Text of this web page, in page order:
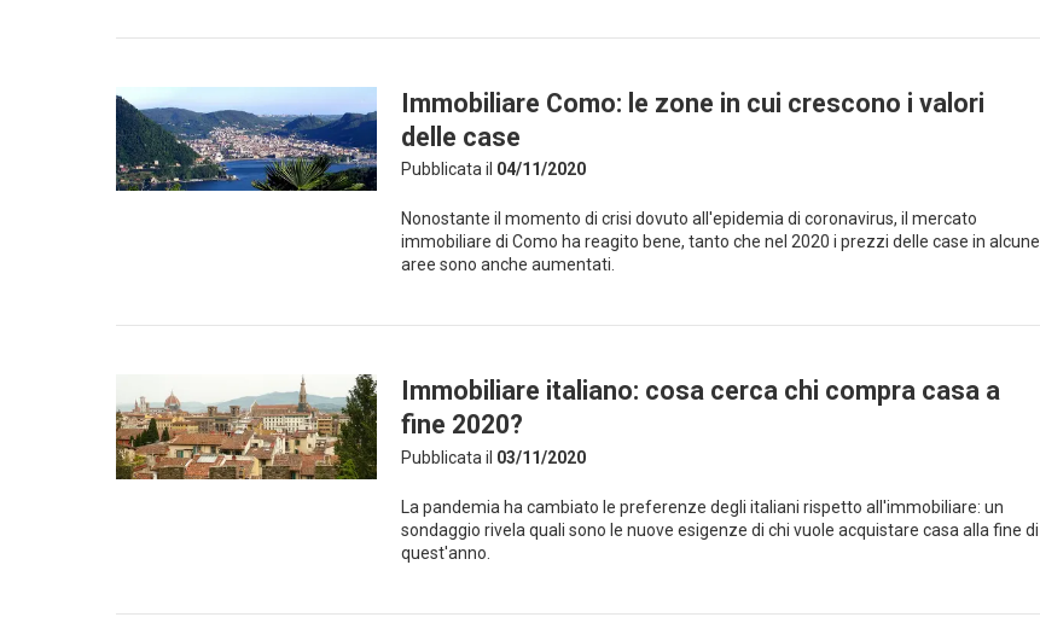
Immobiliare Como: le zone in cui crescono i valori
delle case
Pubblicata il 04/11/2020
Nonostante il momento di crisi dovuto all'epidemia di coronavirus, il mercato
immobiliare di Como ha reagito bene, tanto che nel 2020 i prezzi delle case in alcune
aree sono anche aumentati.
Immobiliare italiano: cosa cerca chi compra casa a
fine 2020?
Pubblicata il 03/11/2020
La pandemia ha cambiato le preferenze degli italiani rispetto all'immobiliare: un
sondaggio rivela quali sono le nuove esigenze di chi vuole acquistare casa alla fine di
quest'anno.